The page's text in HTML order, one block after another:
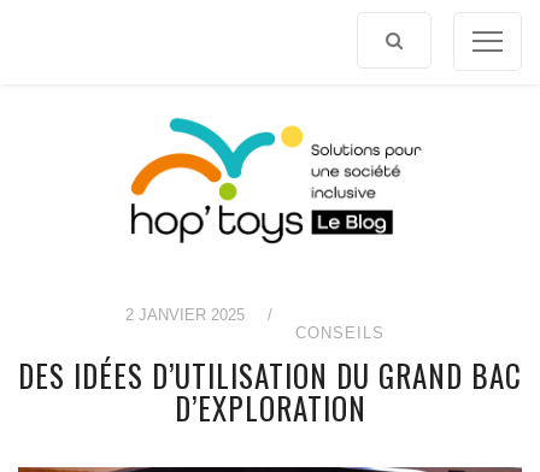
2 JANVIER 2025
/
CONSEILS
DES IDÉES D’UTILISATION DU GRAND BAC
D’EXPLORATION